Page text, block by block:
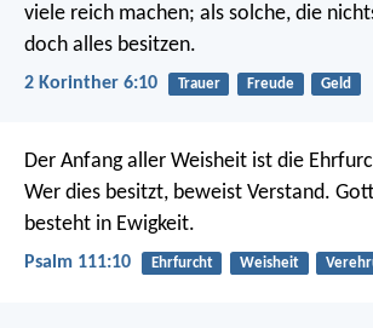
viele reich machen; als solche, die
doch alles besitzen.
2 Korinther 6:10 Trauer Freude Geld
Der Anfang aller Weisheit ist die
Wer dies besitzt, beweist Verstand.
besteht in Ewigkeit.
Psalm 111:10 Ehrfurcht Weisheit